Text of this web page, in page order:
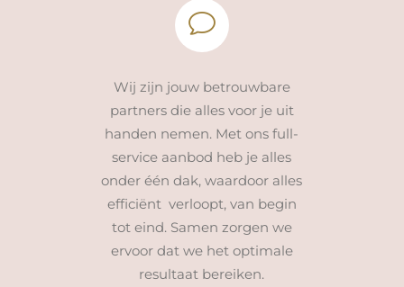
Wij zijn jouw betrouwbare
partners die alles voor je uit
handen nemen. Met ons full-
service aanbod heb je alles
onder één dak, waardoor alles
efficiënt verloopt, van begin
tot eind. Samen zorgen we
ervoor dat we het optimale
resultaat bereiken.